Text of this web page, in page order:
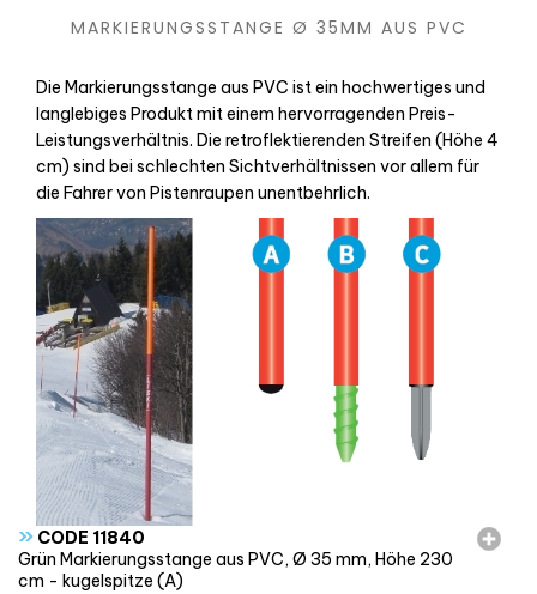
MARKIERUNGSSTANGE Ø 35MM AUS PVC
Die Markierungsstange aus PVC ist ein hochwertiges und
langlebiges Produkt mit einem hervorragenden Preis-
Leistungsverhältnis. Die retroflektierenden Streifen (Höhe 4
cm) sind bei schlechten Sichtverhältnissen vor allem für
die Fahrer von Pistenraupen unentbehrlich.
» CODE 11840
Grün Markierungsstange aus PVC, Ø 35 mm, Höhe 230
cm - kugelspitze (A)